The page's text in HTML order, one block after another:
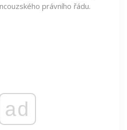
právního řádu.
ad